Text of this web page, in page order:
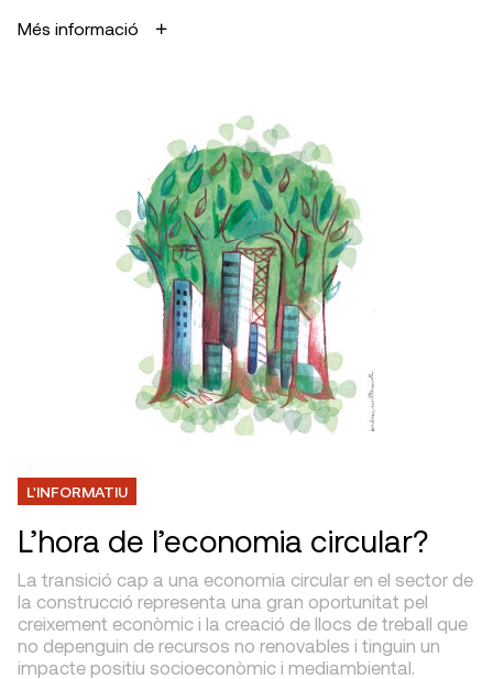
Més informació
L'INFORMATIU
L’hora de l’economia circular?
La transició cap a una economia circular en el sector de
la construcció representa una gran oportunitat pel
creixement econòmic i la creació de llocs de treball que
no depenguin de recursos no renovables i tinguin un
impacte positiu socioeconòmic i mediambiental.